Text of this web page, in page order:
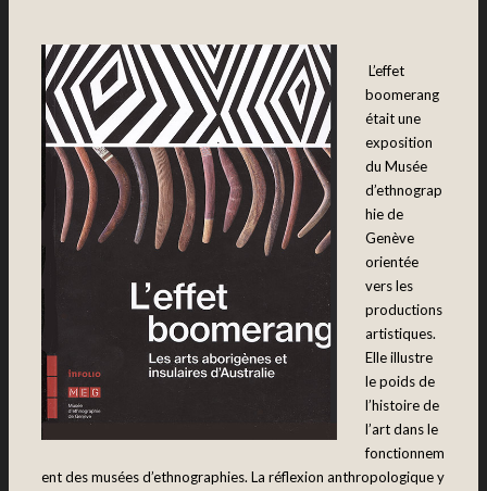
L’effet
boomerang
était une
exposition
du Musée
d’ethnograp
hie de
Genève
orientée
vers les
productions
artistiques.
Elle illustre
le poids de
l’histoire de
l’art dans le
fonctionnem
ent des musées d’ethnographies. La réflexion anthropologique y